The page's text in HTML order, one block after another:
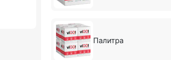
Палитра